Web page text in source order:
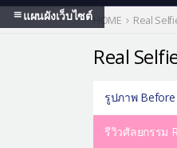
แผนผังเว็บไซต์ HOME Real
Real
รูปภาพ
รีวิวศัลยกรรม